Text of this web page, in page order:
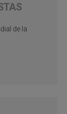
de la